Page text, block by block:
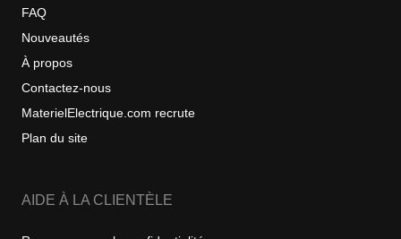
FAQ
Nouveautés
À propos
Contactez-nous
MaterielElectrique.com recrute
Plan du site
AIDE À LA CLIENTÈLE